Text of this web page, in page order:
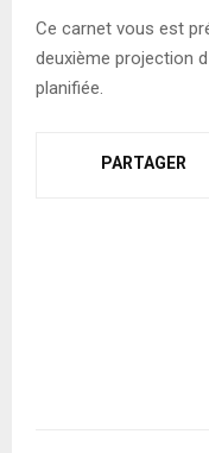
Ce carnet vous est
deuxième projection
planifiée.
PARTAGER